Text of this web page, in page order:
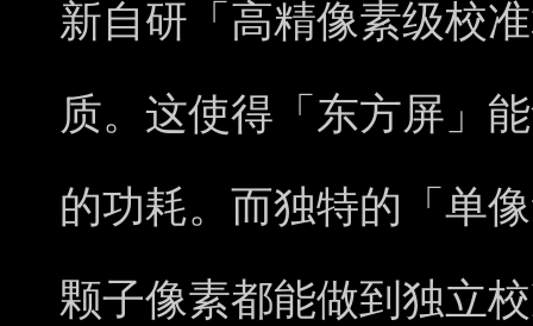
新自研「高精像素级校
质。这使得「东方屏」
的功耗。而独特的「单
颗子像素都能做到独立